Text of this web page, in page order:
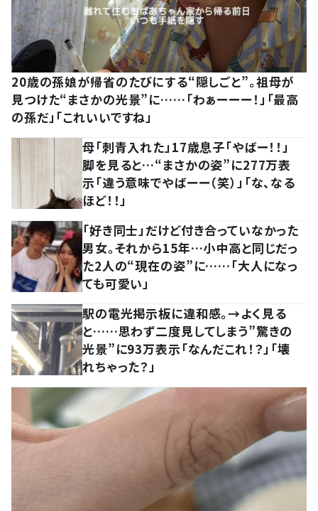
20歳の孫娘が帰省のたびにする“隠しごと”。祖母が
見つけた“まさかの光景”に……「わぁーーー！」「最高
の孫だ」「これいいですね」
母「刺青入れた」17歳息子「やばー！！」
脚を見ると…“まさかの姿”に277万表
示「違う意味でやばーー（笑）」「な、なる
ほど！！」
「好き同士」だけど付き合っていなかった
男女。それから15年…小中高と同じだっ
た2人の“現在の姿”に……「大人になっ
ても可愛い」
駅の電光掲示板に違和感。→よく見る
と……思わず二度見してしまう”驚きの
光景”に93万表示「なんだこれ！？」「壊
れちゃった？」